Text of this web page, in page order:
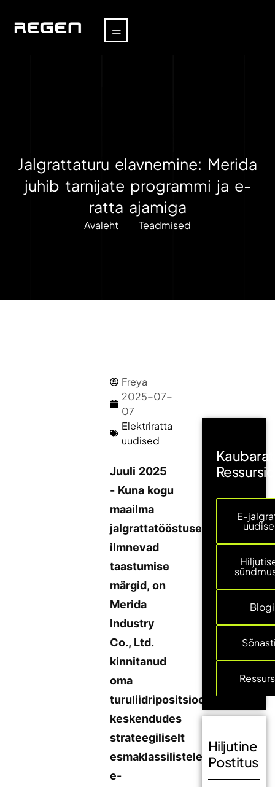
Jalgrattaturu elavnemine: Merida
juhib tarnijate programmi ja e-
ratta ajamiga
Avaleht Teadmised
Freya
2025-07-
07
Elektriratta
uudised
Juuli 2025
- Kuna kogu
maailma
jalgrattatööstuses
ilmnevad
taastumise
märgid, on
Merida
Industry
Co., Ltd.
kinnitanud
oma
turuliidripositsiooni,
keskendudes
strateegiliselt
esmaklassilistele
e-
Ressursid
E-
Blogi
Hiljutine
Postitus